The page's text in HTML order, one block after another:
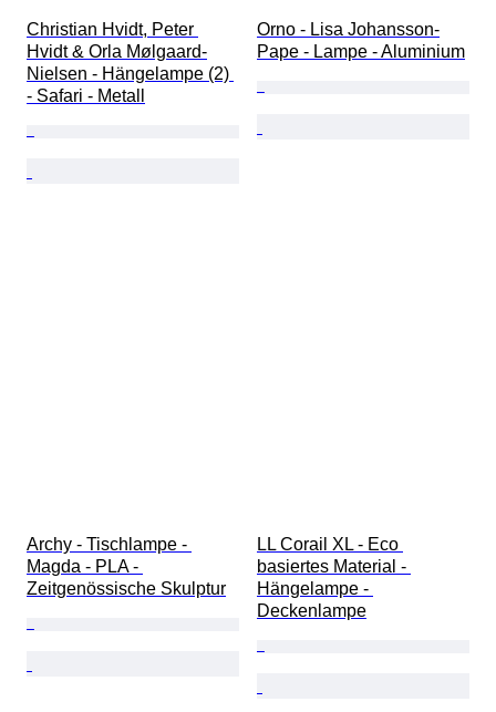
Christian Hvidt, Peter
Hvidt & Orla Mølgaard-
Nielsen - Hängelampe (2)
- Safari - Metall
Orno - Lisa Johansson-
Pape - Lampe - Aluminium
Archy - Tischlampe -
Magda - PLA -
Zeitgenössische Skulptur
LL Corail XL - Eco
basiertes Material -
Hängelampe -
Deckenlampe